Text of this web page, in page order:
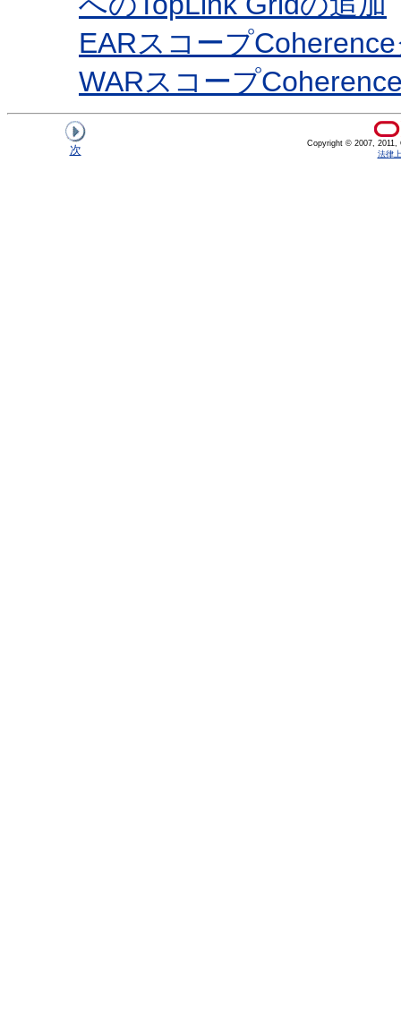
EARスコープ
WARスコープ
次
Copyright © 2007, 2011,
法律